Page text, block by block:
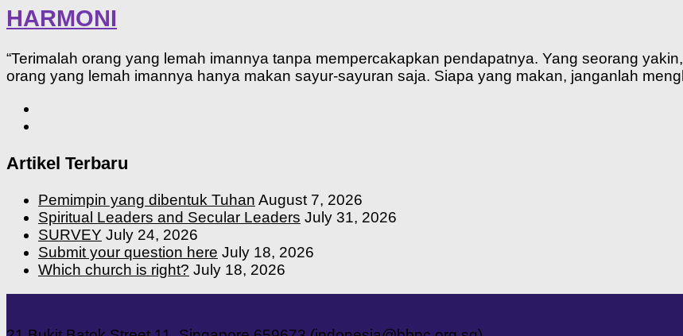
HARMONI
“Terimalah orang yang lemah imannya tanpa mempercakapkan pendapatnya. Yang seorang
orang yang lemah imannya hanya makan sayur-sayuran saja. Siapa yang makan, janganlah
Artikel Terbaru
Pemimpin yang dibentuk Tuhan August 7, 2026
Spiritual Leaders and Secular Leaders July 31, 2026
SURVEY July 24, 2026
Submit your question here July 18, 2026
Which church is right? July 18, 2026